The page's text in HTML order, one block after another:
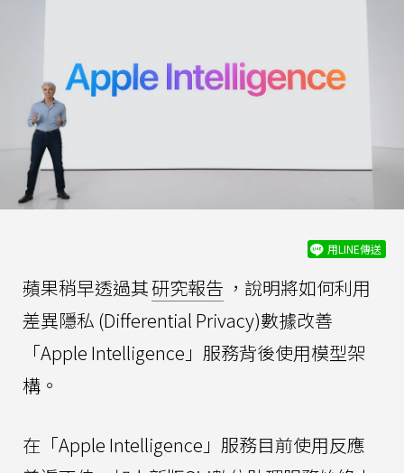
用LINE傳送
蘋果稍早透過其研究報告 ，說明將如何利用
差異隱私 (Differential Privacy)數據改善
「Apple Intelligence」服務背後使用模型架
構。
在「Apple Intelligence」服務目前使用反應